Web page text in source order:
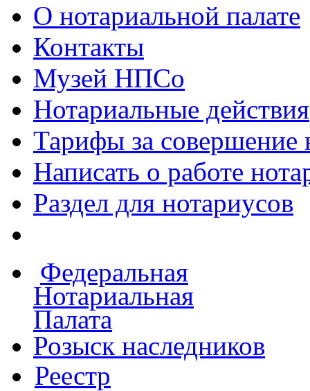
О нотариальной палате
Контакты
Музей НПСо
Нотариальные действия
Тарифы за совершение
Написать о работе
Раздел для нотариусов
Федеральная
Нотариальная
Палата
Розыск наследников
Реестр